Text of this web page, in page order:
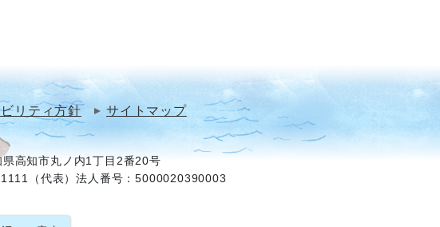
リティ方針 サイトマップ
県高知市丸ノ内1丁目2番20号
（代表）法人番号：5000020390003